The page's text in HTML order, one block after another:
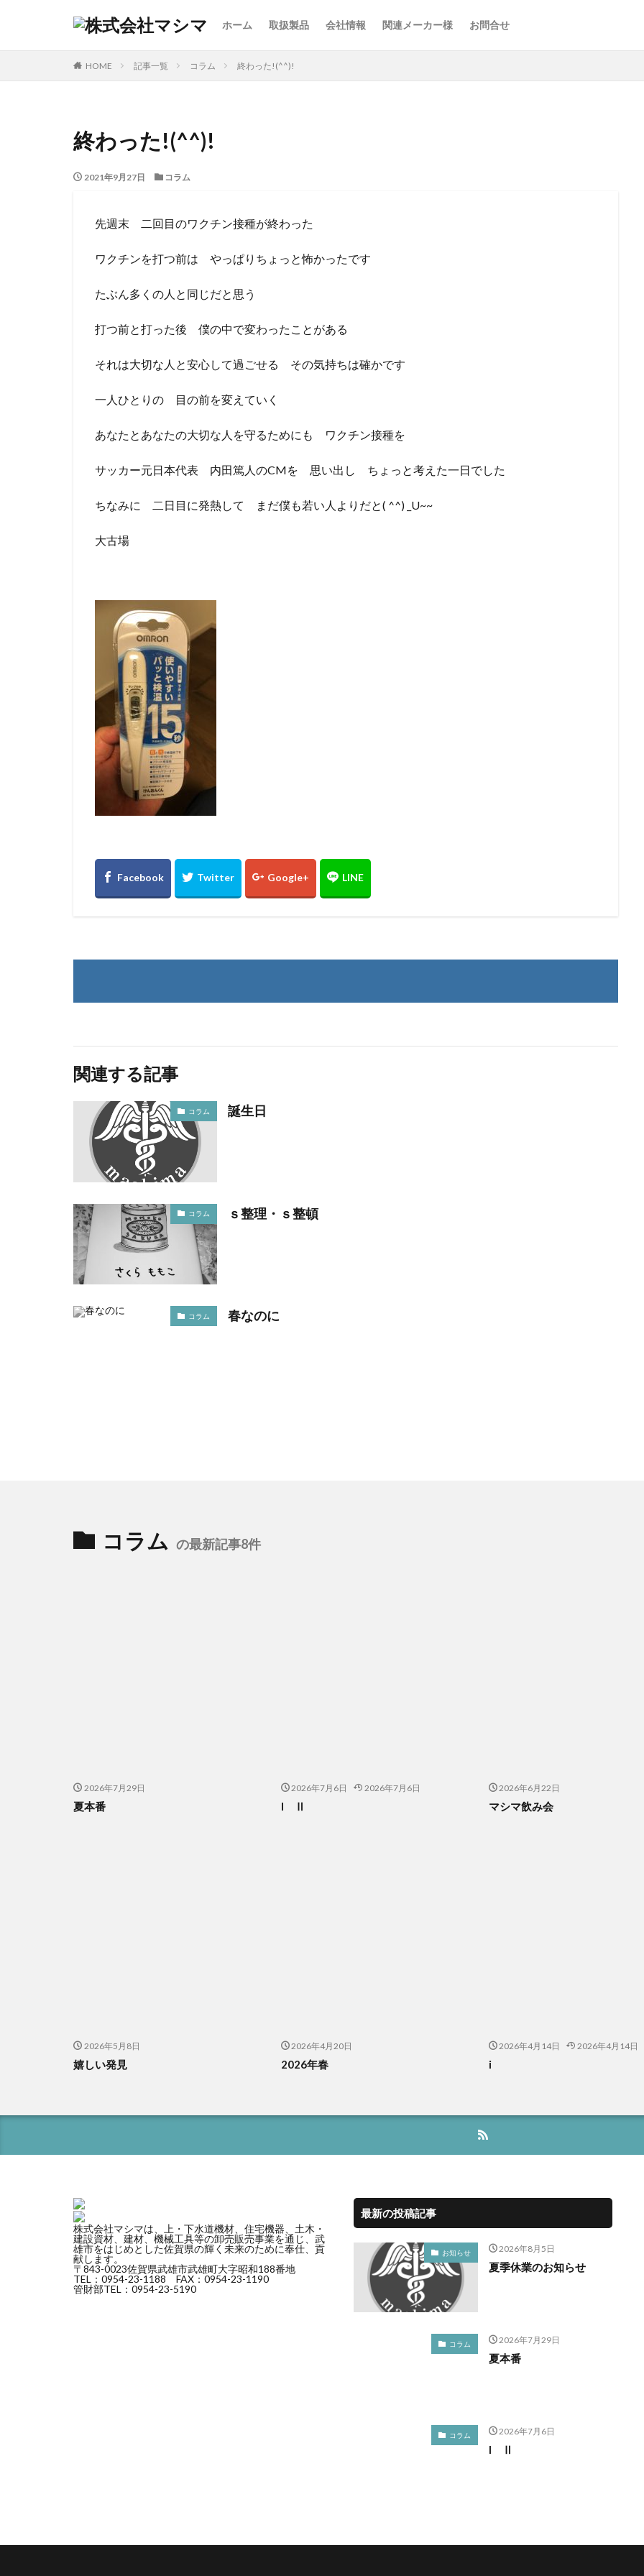
ホーム 取扱製品 会社情報 関連メーカー様 お問合せ
HOME 記事一覧 コラム 終わった!(^^)!
終わった!(^^)!
2021年9月27日 コラム
先週末 二回目のワクチン接種が終わった
ワクチンを打つ前は やっぱりちょっと怖かったです
たぶん多くの人と同じだと思う
打つ前と打った後 僕の中で変わったことがある
それは大切な人と安心して過ごせる その気持ちは確かです
一人ひとりの 目の前を変えていく
あなたとあなたの大切な人を守るためにも ワクチン接種を
サッカー元日本代表 内田篤人のCMを 思い出し ちょっと考えた一日でした
ちなみに 二日目に発熱して まだ僕も若い人よりだと( ^^) _U~~
大古場
関連する記事
コラム 誕生日
コラム ｓ整理・ｓ整頓
コラム 春なのに
コラム の最新記事8件
2026年7月29日
夏本番
2026年7月6日 2026年7月6日
I Ⅱ
2026年6月22日
マシマ飲み会
2026年5月8日
嬉しい発見
2026年4月20日
2026年春
2026年4月14日 2026年4月14日
i
株式会社マシマは、上・下水道機材、住宅機器、土木・
建設資材、建材、機械工具等の卸売販売事業を通じ、武
雄市をはじめとした佐賀県の輝く未来のために奉仕、貢
献します。
〒843-0023佐賀県武雄市武雄町大字昭和188番地
TEL：0954-23-1188 FAX：0954-23-1190
管財部TEL：0954-23-5190
最新の投稿記事
お知らせ 2026年8月5日
夏季休業のお知らせ
コラム 2026年7月29日
夏本番
コラム 2026年7月6日
I Ⅱ